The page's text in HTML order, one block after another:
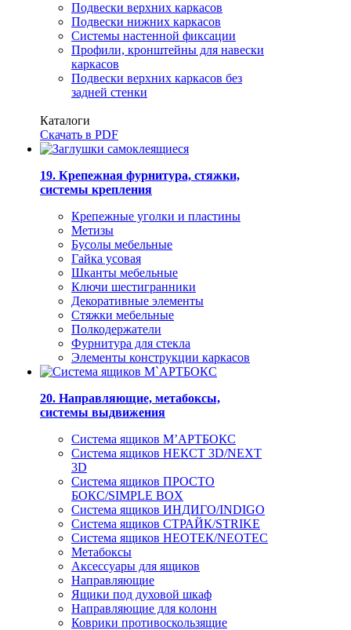
Подвески верхних каркасов
Подвески нижних каркасов
Системы настенной фиксации
Профили, кронштейны для навески
каркасов
Подвески верхних каркасов без
задней стенки
Каталоги
Скачать в PDF
19. Крепежная фурнитура, стяжки,
системы крепления
Крепежные уголки и пластины
Метизы
Бусолы мебельные
Гайка усовая
Шканты мебельные
Ключи шестигранники
Декоративные элементы
Стяжки мебельные
Полкодержатели
Фурнитура для стекла
Элементы конструкции каркасов
20. Направляющие, метабоксы,
системы выдвижения
Система ящиков М’АРТБОКС
Система ящиков НЕКСТ 3D/NEXT
3D
Система ящиков ПРОСТО
БОКС/SIMPLE BOX
Система ящиков ИНДИГО/INDIGO
Система ящиков СТРАЙК/STRIKE
Система ящиков НЕОТЕК/NEOTEC
Метабоксы
Аксессуары для ящиков
Направляющие
Ящики под духовой шкаф
Направляющие для колонн
Коврики противоскользящие